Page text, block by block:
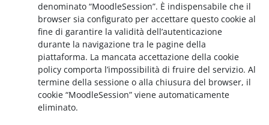
denominato “MoodleSession”. È indispensabile che il
browser sia configurato per accettare questo cookie al
fine di garantire la validità dell’autenticazione
durante la navigazione tra le pagine della
piattaforma. La mancata accettazione della cookie
policy comporta l’impossibilità di fruire del servizio. Al
termine della sessione o alla chiusura del browser, il
cookie “MoodleSession” viene automaticamente
eliminato.